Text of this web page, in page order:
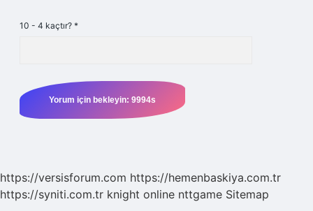
10 - 4 kaçtır? *
https://versisforum.com https://hemenbaskiya.com.tr
https://syniti.com.tr knight online nttgame Sitemap